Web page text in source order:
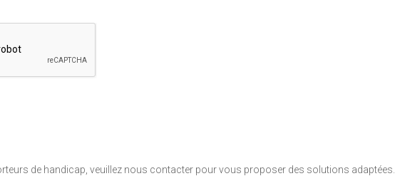
de handicap, veuillez nous contacter pour vous proposer des solutions adaptées.